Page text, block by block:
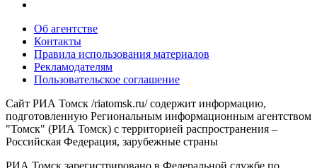
Об агентстве
Контакты
Правила использования материалов
Рекламодателям
Пользовательское соглашение
Сайт РИА Томск /riatomsk.ru/ содержит информацию,
подготовленную Региональным информационным агентством
"Томск" (РИА Томск) с территорией распространения –
Российская Федерация, зарубежные страны
РИА Томск зарегистрировано в Федеральной службе по